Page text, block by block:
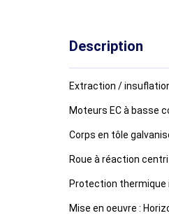
Description
Extraction /
Moteurs EC à basse
Corps en tôle
Roue à réaction
Protection thermique
Mise en